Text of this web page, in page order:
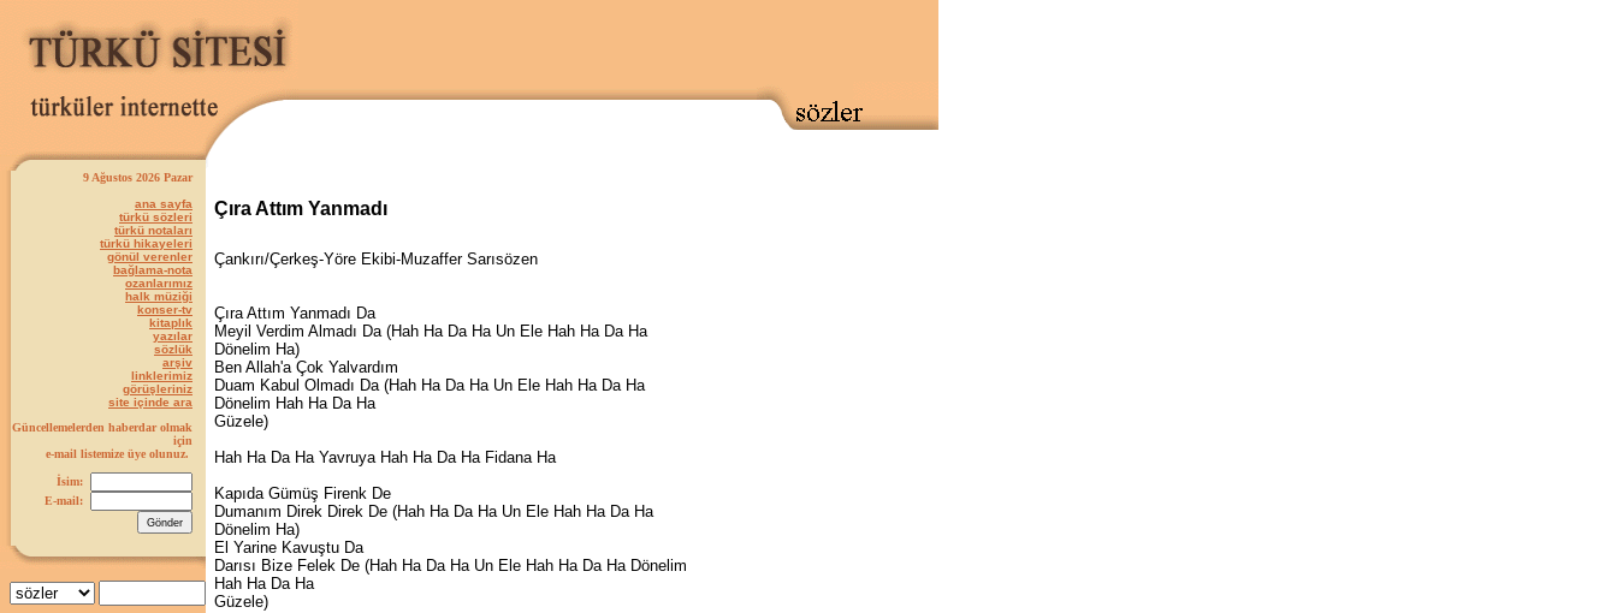
9 Ağustos 2026 Pazar
ana sayfa
türkü sözleri
türkü notaları
türkü hikayeleri
gönül verenler
bağlama-nota
ozanlarımız
halk müziği
konser-tv
kitaplık
yazılar
sözlük
arşiv
linklerimiz
görüşleriniz
site içinde ara
Güncellemelerden haberdar olmak
için
e-mail listemize üye olunuz.
İsim:
E-mail:
Çıra Attım Yanmadı
Çankırı/Çerkeş-Yöre Ekibi-Muzaffer Sarısözen
Çıra Attım Yanmadı Da
Meyil Verdim Almadı Da (Hah Ha Da Ha Un Ele Hah Ha Da Ha
Dönelim Ha)
Ben Allah'a Çok Yalvardım
Duam Kabul Olmadı Da (Hah Ha Da Ha Un Ele Hah Ha Da Ha
Dönelim Hah Ha Da Ha
Güzele)
Hah Ha Da Ha Yavruya Hah Ha Da Ha Fidana Ha
Kapıda Gümüş Firenk De
Dumanım Direk Direk De (Hah Ha Da Ha Un Ele Hah Ha Da Ha
Dönelim Ha)
El Yarine Kavuştu Da
Darısı Bize Felek De (Hah Ha Da Ha Un Ele Hah Ha Da Ha Dönelim
Hah Ha Da Ha
Güzele)